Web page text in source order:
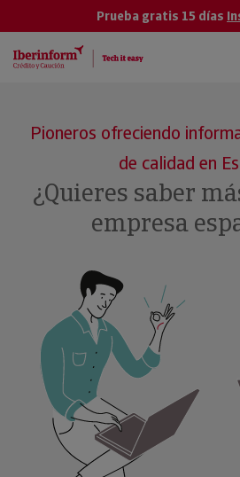
Prueba gratis 15 días
Pioneros ofreciendo
de calidad en
¿Quieres saber
empresa